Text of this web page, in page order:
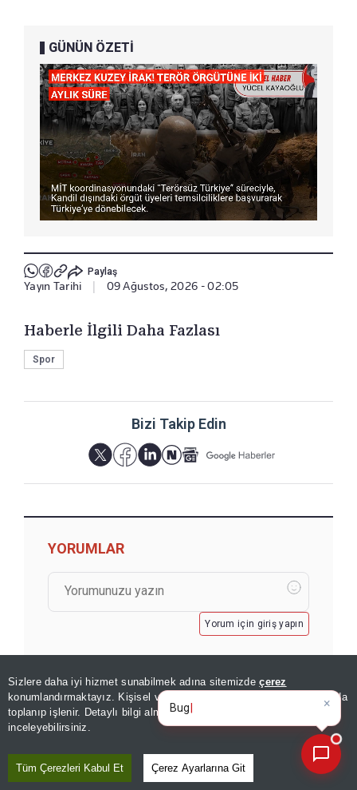
Sizlere daha iyi hizmet sunabilmek adına sitemizdeçerez
konumlandırmaktayız. Kişisel verileriniz, KVKK ve GDPR kapsamında
toplanıp işlenir. Detaylı bilgi almak için
inceleyebilirsiniz.
Tüm Çerezleri Kabul Et Çerez Ayarlarına Git
GÜNÜN ÖZETİ
Paylaş
Yayın Tarihi 09 Ağustos, 2026 - 02:05
Haberle İlgili Daha Fazlası
Spor
Bizi Takip Edin
YORUMLAR
Yorum için giriş yapın
GÖZDEN KAÇMASIN
×
Bugünkü yazarların köşe
yazılarını özet